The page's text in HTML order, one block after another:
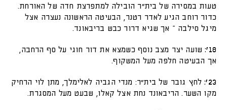
טעות במסירה של בית"ר הובילה למתפרצת חדה של האורחת.
כדור רוחב הגיע לאדר רטנר, הבעיטה הראשונה נעצרה אצל
מיגל סילבה – אך שגיא דרור כבש בריבאונד.
18':
שועה יצר מצב נוסף כשמצא את דור חוגי על סף הרחבה,
אך הבעיטה חלפה מעל המשקוף.
23':
לחץ גובר של בית"ר: מנדי הגביה לאלימלך, מתן לוי הרחיק
מקו השער. הריבאונד נחת אצל קאלו, שבעט מעל המסגרת.